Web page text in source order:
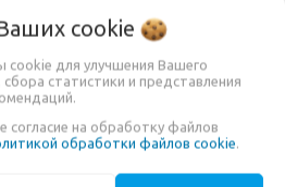
cookie
cookie для улучшения Вашего
статистики и представления
согласие на обработку файлов
обработки файлов cookie.